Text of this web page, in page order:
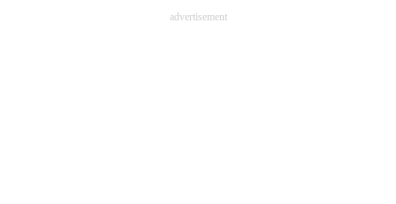
advertisement